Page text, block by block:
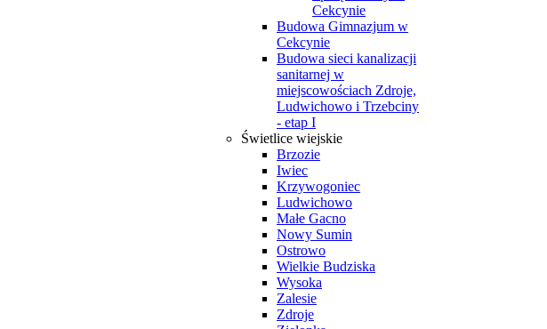
Cekcynie
Budowa Gimnazjum w
Cekcynie
Budowa sieci kanalizacji
sanitarnej w
miejscowościach Zdroje,
Ludwichowo i Trzebciny
- etap I
Świetlice wiejskie
Brzozie
Iwiec
Krzywogoniec
Ludwichowo
Małe Gacno
Nowy Sumin
Ostrowo
Wielkie Budziska
Wysoka
Zalesie
Zdroje